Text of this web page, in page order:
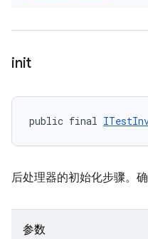
init
public final
后处理器的初始化步骤。
参数